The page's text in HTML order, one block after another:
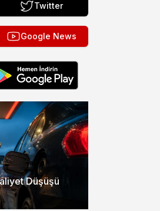
Twitter
Google News
Düşüşü